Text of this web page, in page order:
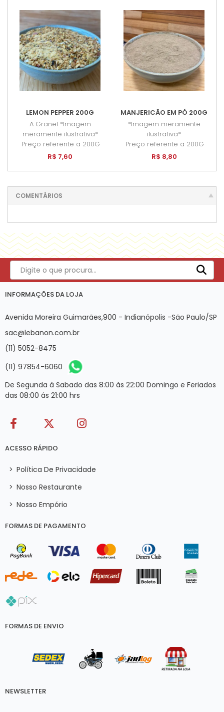
LEMON PEPPER 200G
A Granel *Imagem
meramente ilustrativa*
Preço referente a 200G
R$ 7,60
MANJERICÃO EM PÓ 200G
*Imagem meramente
ilustrativa*
Preço referente a 200G
R$ 8,80
COMENTÁRIOS
INFORMAÇÕES DA LOJA
Avenida Moreira Guimarães,900 - Indianópolis -São Paulo/SP
sac@lebanon.com.br
(11) 5052-8475
(11) 97854-6060
De Segunda à Sabado das 8:00 às 22:00 Domingo e Feriados
das 08:00 ás 21:00 hrs
ACESSO RÁPIDO
> Política De Privacidade
> Nosso Restaurante
> Nosso Empório
FORMAS DE PAGAMENTO
FORMAS DE ENVIO
NEWSLETTER